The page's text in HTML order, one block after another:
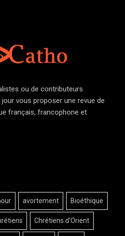
ou de contributeurs
vous proposer une revue de
français, francophone et
avortement Bioéthique
Chrétiens d'Orient